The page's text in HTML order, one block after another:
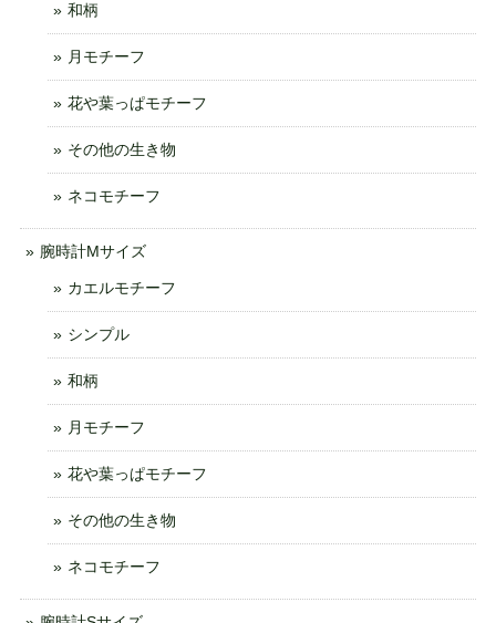
和柄
月モチーフ
花や葉っぱモチーフ
その他の生き物
ネコモチーフ
腕時計Mサイズ
カエルモチーフ
シンプル
和柄
月モチーフ
花や葉っぱモチーフ
その他の生き物
ネコモチーフ